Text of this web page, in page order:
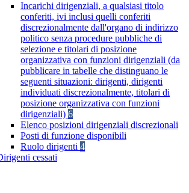
Incarichi dirigenziali, a qualsiasi titolo
conferiti, ivi inclusi quelli conferiti
discrezionalmente dall'organo di indirizzo
politico senza procedure pubbliche di
selezione e titolari di posizione
organizzativa con funzioni dirigenziali (da
pubblicare in tabelle che distinguano le
seguenti situazioni: dirigenti, dirigenti
individuati discrezionalmente, titolari di
posizione organizzativa con funzioni
dirigenziali) 6
Elenco posizioni dirigenziali discrezionali
Posti di funzione disponibili
Ruolo dirigenti 4
cessati